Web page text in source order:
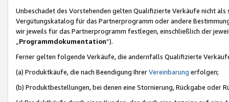
Unbeschadet des Vorstehenden gelten Qualifizierte Verkäufe nicht
Vergütungskatalog für das Partnerprogramm oder andere
wir jeweils für das Partnerprogramm festlegen, einschließlich der
Programmdokumentation“).
Ferner gelten folgende Verkäufe, die andernfalls Qualifizierte
(a) Produktkäufe, die nach Beendigung IhrerVereinbarung erfolgen;
(b) Produktbestellungen, bei denen eine Stornierung, Rückgabe oder